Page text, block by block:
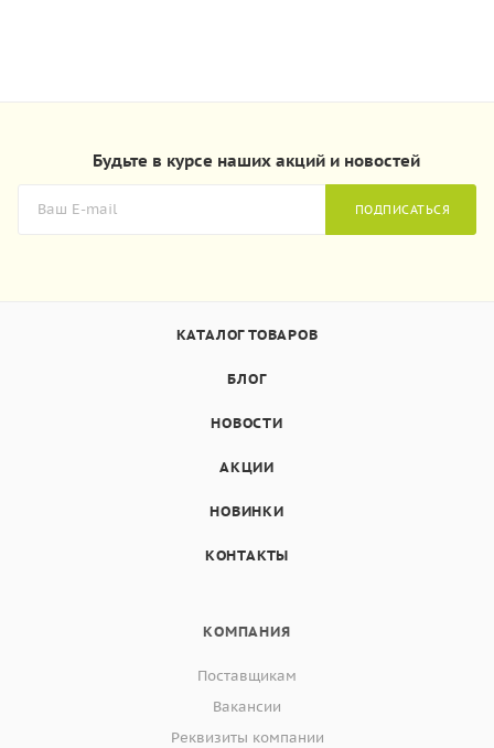
Будьте в курсе наших акций и новостей
ПОДПИСАТЬСЯ
КАТАЛОГ ТОВАРОВ
БЛОГ
НОВОСТИ
АКЦИИ
НОВИНКИ
КОНТАКТЫ
КОМПАНИЯ
Поставщикам
Вакансии
Реквизиты компании